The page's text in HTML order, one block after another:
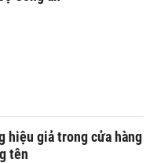
hiệu giả trong cửa hàng
tên